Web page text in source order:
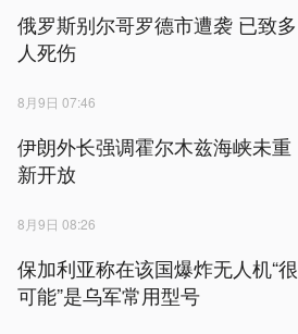
俄罗斯别尔哥罗德市遭袭 已致多
人死伤
8月9日 07:46
伊朗外长强调霍尔木兹海峡未重
新开放
8月9日 08:26
保加利亚称在该国爆炸无人机“很
可能”是乌军常用型号